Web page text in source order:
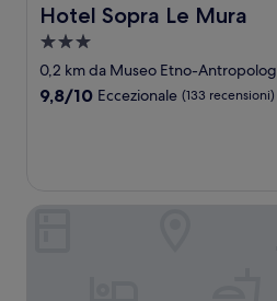
Hotel Sopra Le Mura
Hotel Sopra Le Mura
Struttura
a
3.0
0,2 km da Museo Etno-
9.8
9,8/10 Eccezionale (133 recensioni)